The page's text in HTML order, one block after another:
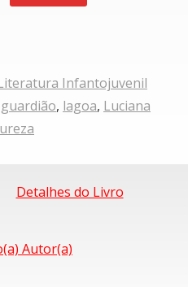
Infantojuvenil
guardião, lagoa, Luciana
Detalhes do Livro
Autor(a)